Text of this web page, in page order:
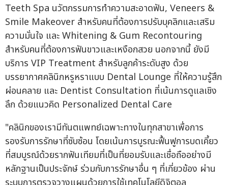
Teeth Spa นวัตกรรมการทำความสะอาดฟัน, Veneers &
Smile Makeover สำหรับคนที่ต้องการปรับบุคลิกและเสริม
ความมั่นใจ และ Whitening & Gum Recontouring
สำหรับคนที่ต้องการฟันขาวและเหงือกสวย นอกจากนี้ ยังมี
บริการ VIP Treatment สำหรับลูกค้าระดับสูง ด้วย
บรรยากาศคลินิกหรูหราแบบ Dental Lounge ที่ให้ความรู้สึก
ผ่อนคลาย และ Dentist Consultation ที่เน้นการดูแลเชิง
ลึก ด้วยแนวคิด Personalized Dental Care
"คลินิกของเรามีทันตแพทย์เฉพาะทางในทุกสาขาเพื่อการ
รองรับการรักษาที่ซับซ้อน โดยเน้นการบูรณะฟื้นฟูการบดเคี้ยว
ที่สมบูรณ์ด้วยรากฟันเทียมที่เป็นที่ยอมรับและเชื่อถืออย่างมี
หลักฐานเป็นประจักษ์ ร่วมกับการรักษาอื่น ๆ ที่เกี่ยวข้อง ผ่าน